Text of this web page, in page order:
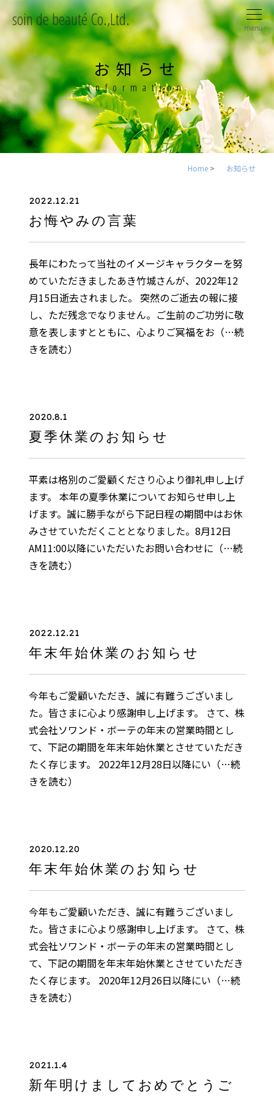
soin de beauté Co.,Ltd. menu
お知らせ
information
Home > お知らせ
2022.12.21
お悔やみの言葉
長年にわたって当社のイメージキャラクターを努
めていただきましたあき竹城さんが、2022年12
月15日逝去されました。 突然のご逝去の報に接
し、ただ残念でなりません。ご生前のご功労に敬
意を表しますとともに、心よりご冥福をお （…続
きを読む）
2020.8.1
夏季休業のお知らせ
平素は格別のご愛顧くださり心より御礼申し上げ
ます。 本年の夏季休業についてお知らせ申し上
げます。誠に勝手ながら下記日程の期間中はお休
みさせていただくこととなりました。8月12日
AM11:00以降にいただいたお問い合わせに （…続
きを読む）
2022.12.21
年末年始休業のお知らせ
今年もご愛顧いただき、誠に有難うございまし
た。皆さまに心より感謝申し上げます。 さて、株
式会社ソワンド・ボーテの年末の営業時間とし
て、下記の期間を年末年始休業とさせていただき
たく存じます。 2022年12月28日以降にい （…続
きを読む）
2020.12.20
年末年始休業のお知らせ
今年もご愛顧いただき、誠に有難うございまし
た。皆さまに心より感謝申し上げます。 さて、株
式会社ソワンド・ボーテの年末の営業時間とし
て、下記の期間を年末年始休業とさせていただき
たく存じます。 2020年12月26日以降にい （…続
きを読む）
2021.1.4
新年明けましておめでとうご